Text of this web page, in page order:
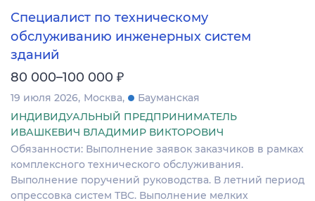
Специалист по техническому
обслуживанию инженерных систем
зданий
80 000–100 000 ₽
19 июля 2026 Москва
Бауманская
ИНДИВИДУАЛЬНЫЙ ПРЕДПРИНИМАТЕЛЬ
ИВАШКЕВИЧ ВЛАДИМИР ВИКТОРОВИЧ
Обязанности: Выполнение заявок заказчиков в рамках
комплексного технического обслуживания.
Выполнение поручений руководства. В летний период
опрессовка систем ТВС. Выполнение мелких